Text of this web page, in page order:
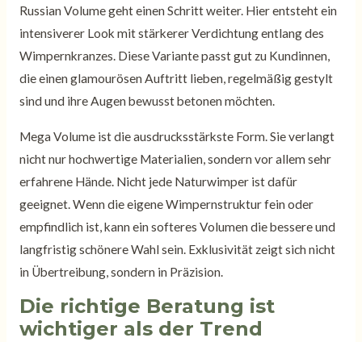
Russian Volume geht einen Schritt weiter. Hier entsteht ein
intensiverer Look mit stärkerer Verdichtung entlang des
Wimpernkranzes. Diese Variante passt gut zu Kundinnen,
die einen glamourösen Auftritt lieben, regelmäßig gestylt
sind und ihre Augen bewusst betonen möchten.
Mega Volume ist die ausdrucksstärkste Form. Sie verlangt
nicht nur hochwertige Materialien, sondern vor allem sehr
erfahrene Hände. Nicht jede Naturwimper ist dafür
geeignet. Wenn die eigene Wimpernstruktur fein oder
empfindlich ist, kann ein softeres Volumen die bessere und
langfristig schönere Wahl sein. Exklusivität zeigt sich nicht
in Übertreibung, sondern in Präzision.
Die richtige Beratung ist
wichtiger als der Trend